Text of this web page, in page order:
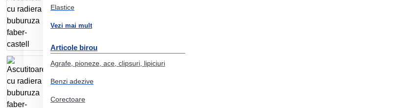
Elastice
Vezi mai mult
Articole birou
Agrafe, pioneze, ace, clipsuri, lipiciuri
Benzi adezive
Corectoare